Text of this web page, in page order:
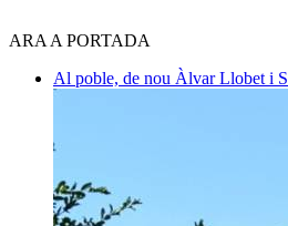
ARA A PORTADA
Al poble, de nou Àlvar Llobet i